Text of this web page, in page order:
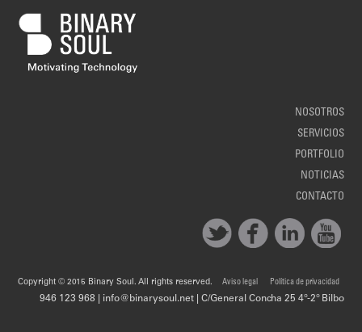
NOSOTROS
SERVICIOS
PORTFOLIO
NOTICIAS
CONTACTO
Copyright © 2015 Binary Soul. All rights reserved. Aviso legal Política de privacidad
946 123 968 | info@binarysoul.net | C/General Concha 25 4º-2º Bilbo